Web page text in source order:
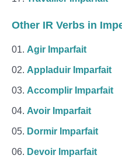
Other IR Verbs in
Agir Imparfait
Appladuir Imparfait
Accomplir Imparfait
Avoir Imparfait
Dormir Imparfait
Devoir Imparfait